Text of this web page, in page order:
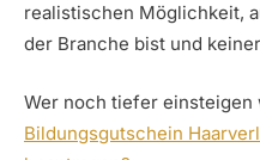
realistischen Möglichkeit,
der Branche bist und
Wer noch tiefer einsteigen
Bildungsgutschein